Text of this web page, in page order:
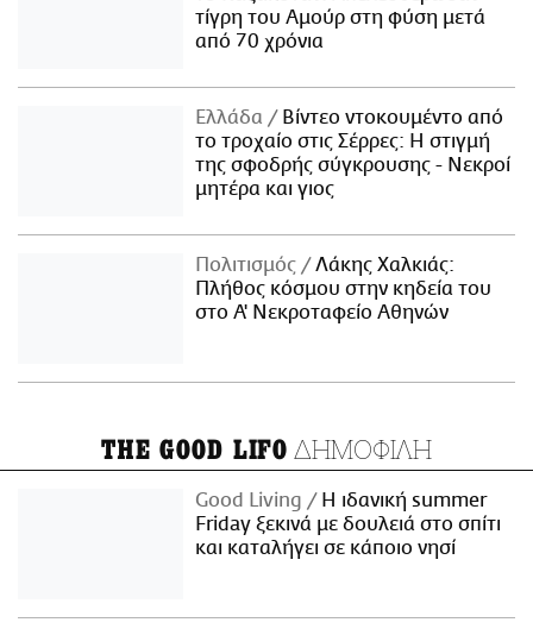
τίγρη του Αμούρ στη φύση μετά
από 70 χρόνια
Ελλάδα
Βίντεο ντοκουμέντο από
το τροχαίο στις Σέρρες: Η στιγμή
της σφοδρής σύγκρουσης - Νεκροί
μητέρα και γιος
Πολιτισμός
Λάκης Χαλκιάς:
Πλήθος κόσμου στην κηδεία του
στο Α' Νεκροταφείο Αθηνών
THE GOOD LIFO ΔΗΜΟΦΙΛΗ
Good Living
Η ιδανική summer
Friday ξεκινά με δουλειά στο σπίτι
και καταλήγει σε κάποιο νησί